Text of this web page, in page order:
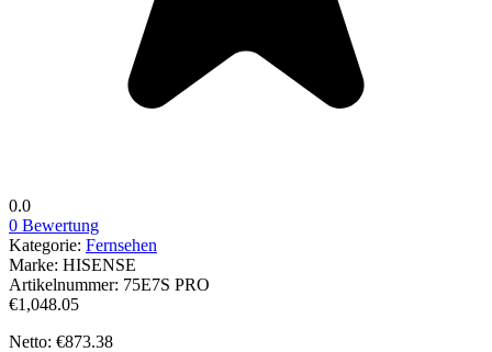
0.0
0 Bewertung
Kategorie: Fernsehen
Marke: HISENSE
Artikelnummer: 75E7S PRO
€1,048.05
Netto: €873.38